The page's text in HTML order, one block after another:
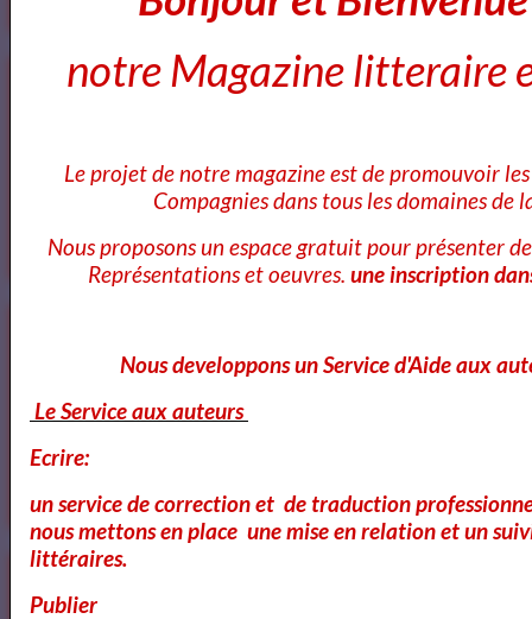
Cours Ateliers Formations
Cours et Formation Paris
Annuaire et Formation Cinema
Annuaire des Chroniqueurs littéraires
notre Magazine litteraire
Le projet de notre magazine est de promouvoir
Compagnies dans tous les domaines de
Nous proposons un espace gratuit pour présenter
Représentations et oeuvres. une inscription
Nous developpons un Service d'Aide aux
Le Service aux auteurs
Ecrire:
un service de correction et de traduction
nous mettons en place une mise en relation et un
littéraires.
Publier